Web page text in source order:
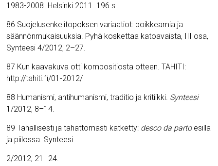
1983-2008. Helsinki 2011. 196 s.
86 Suojelusenkelitopoksen variaatiot: poikkeamia ja
säännönmukaisuuksia. Pyhä koskettaa katoavaista, III osa,
Synteesi 4/2012, 2–27.
87 Kun kaavakuva otti kompositiosta otteen.TAHITI:
http://tahiti.fi/01-2012/
88 Humanismi, antihumanismi, traditio ja kritiikki. Synteesi
1/2012, 8–14.
89Tahallisesti ja tahattomasti kätketty: desco da partoesillä
ja piilossa. Synteesi
2/2012, 21 –24.